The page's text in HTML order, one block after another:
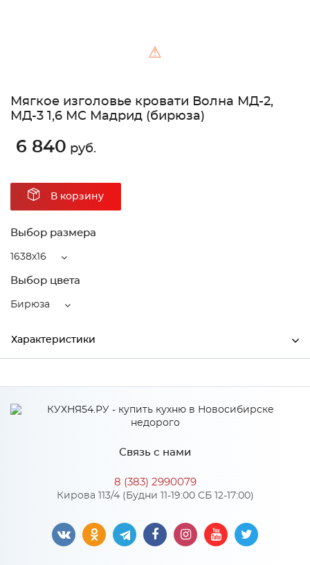
⚠
Мягкое изголовье кровати Волна МД-2,
МД-3 1,6 МС Мадрид (бирюза)
6 840 руб.
В корзину
Выбор размера
1638x16
Выбор цвета
Бирюза
Характеристики
Высота 516
Бирюза
Связь с нами
8 (383) 2990079
Кирова 113/4 (Будни 11-19:00 СБ 12-17:00)